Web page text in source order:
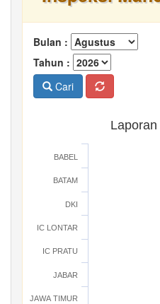
Bulan :
Tahun :
Cari
BABEL
BATAM
DKI
IC LONTAR
IC PRATU
JABAR
JAWA TIMUR